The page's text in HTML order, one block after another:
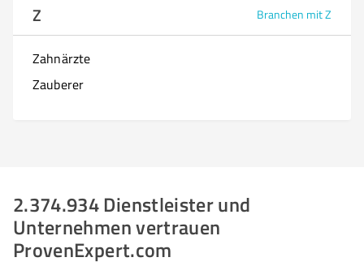
Z Branchen mit Z
Zahnärzte
Zauberer
2.374.934 Dienstleister und
Unternehmen vertrauen
ProvenExpert.com